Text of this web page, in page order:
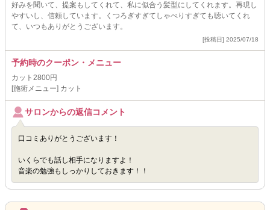
好みを聞いて、提案もしてくれて、私に似合う髪型にしてくれます。再現し
やすいし、信頼しています。くつろぎすぎてしゃべりすぎても聴いてくれ
て、いつもありがとうございます。
[投稿日] 2025/07/18
予約時のクーポン・メニュー
カット2800円
[施術メニュー] カット
サロンからの返信コメント
口コミありがとうございます！
いくらでも話し相手になりますよ！
音楽の勉強もしっかりしておきます！！